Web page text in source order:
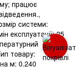
працює
системи:
експлуатації: 25
товару:
м: 0.240